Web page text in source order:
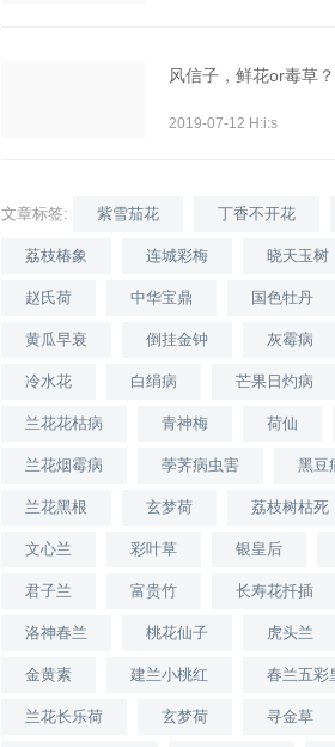
风信子，鲜花or毒草？
2019-07-12 H:i:s
文章标签: 紫雪茄花 丁香不开花
荔枝椿象 连城彩梅 晓天玉树
赵氏荷 中华宝鼎 国色牡丹
黄瓜早衰 倒挂金钟 灰霉病
冷水花 白绢病 芒果日灼病
兰花花枯病 青神梅 荷仙
兰花烟霉病 荸荠病虫害 黑豆
兰花黑根 玄梦荷 荔枝树枯死
文心兰 彩叶草 银皇后
君子兰 富贵竹 长寿花扦插
洛神春兰 桃花仙子 虎头兰
金黄素 建兰小桃红 春兰五彩
兰花长乐荷 玄梦荷 寻金草